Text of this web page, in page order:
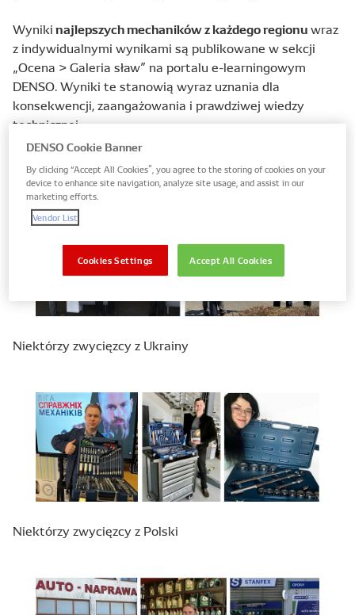
Wynikinajlepszych mechaników z każdego regionuwraz
z indywidualnymi wynikami są publikowane w sekcji
„Ocena > Galeria sław” na portalu e-learningowym
DENSO. Wyniki te stanowią wyraz uznania dla
konsekwencji, zaangażowania i prawdziwej wiedzy
technicznej.
Zwycięzcy z Wielkiej Brytanii
Niektórzy zwycięzcy z Ukrainy
Niektórzy zwycięzcy z Polski
DENSO Cookie Banner
By clicking “Accept All Cookies”, you agree to the storing of cookies on your
device to enhance site navigation, analyze site usage, and assist in our
marketing efforts.
Vendor List
Accept All Cookies
Cookies Settings